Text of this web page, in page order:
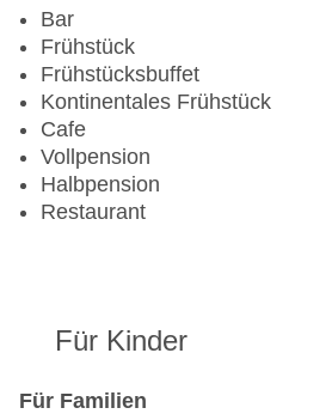
Bar
Frühstück
Frühstücksbuffet
Kontinentales Frühstück
Cafe
Vollpension
Halbpension
Restaurant
Für Kinder
Für Familien